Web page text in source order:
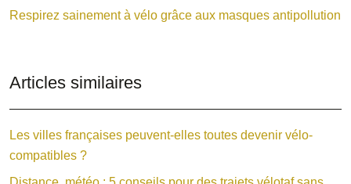
Respirez sainement à vélo grâce aux masques antipollution
Articles similaires
Les villes françaises peuvent-elles toutes devenir vélo-
compatibles ?